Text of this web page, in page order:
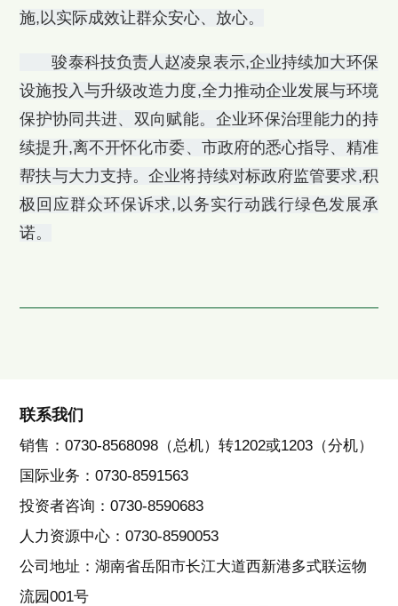
施,以实际成效让群众安心、放心。
骏泰科技负责人赵凌泉表示,企业持续加大环保
设施投入与升级改造力度,全力推动企业发展与环境
保护协同共进、双向赋能。企业环保治理能力的持
续提升,离不开怀化市委、市政府的悉心指导、精准
帮扶与大力支持。企业将持续对标政府监管要求,积
极回应群众环保诉求,以务实行动践行绿色发展承
诺。
联系我们
销售：0730-8568098（总机）转1202或1203（分机）
国际业务：0730-8591563
投资者咨询：0730-8590683
人力资源中心：0730-8590053
公司地址：湖南省岳阳市长江大道西新港多式联运物
流园001号